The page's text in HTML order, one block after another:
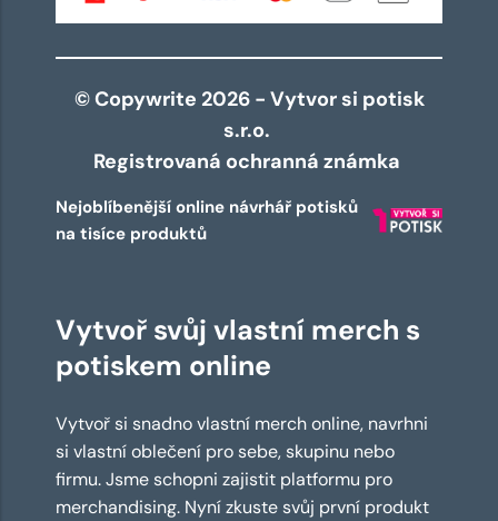
© Copywrite 2026 - Vytvor si potisk
s.r.o.
Registrovaná ochranná známka
Nejoblíbenější online návrhář potisků
na tisíce produktů
Vytvoř svůj vlastní merch s
potiskem online
Vytvoř si snadno vlastní merch online, navrhni
si vlastní oblečení pro sebe, skupinu nebo
firmu. Jsme schopni zajistit platformu pro
merchandising. Nyní zkuste svůj první produkt